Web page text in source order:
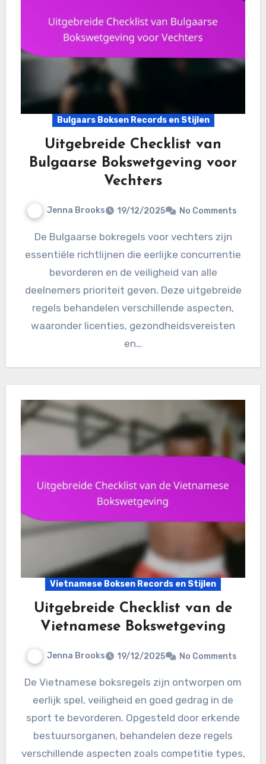
Bulgaars Boksen Records en Stijlen
Uitgebreide Checklist van
Bulgaarse Bokswetgeving voor
Vechters
Jenna Brooks 19/12/2025 No Comments
De Bulgaarse bokregels voor vechters zijn
essentiële richtlijnen die eerlijke concurrentie
bevorderen en de veiligheid van alle
deelnemers prioriteit geven. Deze uitgebreide
regels behandelen verschillende aspecten,
waaronder licenties, gezondheidsvereisten
en…
Vietnamese Boksen Records en Stijlen
Uitgebreide Checklist van de
Vietnamese Bokswetgeving
Jenna Brooks 19/12/2025 No Comments
De Vietnamese boksregels zijn ontworpen om
eerlijk spel, veiligheid en goed gedrag in de
sport te bevorderen. Opgesteld door erkende
bestuursorganen, behandelen deze regels
verschillende aspecten zoals competitie types,